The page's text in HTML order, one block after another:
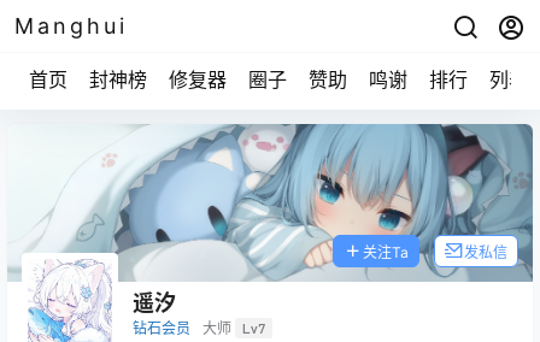
Manghui
首页 封神榜 修复器 圈子 赞助 鸣谢 排行 列表
遥汐
钻石会员 大师 Lv7
关注Ta 发私信